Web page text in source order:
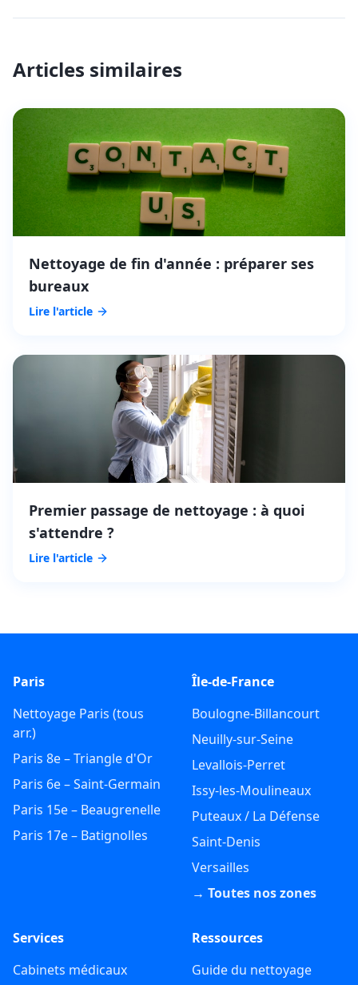
Articles similaires
Nettoyage de fin d'année : préparer ses
bureaux
Lire l'article
Premier passage de nettoyage : à quoi
s'attendre ?
Lire l'article
Paris
Nettoyage Paris (tous
arr.)
Paris 8e – Triangle d'Or
Paris 6e – Saint-Germain
Paris 15e – Beaugrenelle
Paris 17e – Batignolles
Île-de-France
Boulogne-Billancourt
Neuilly-sur-Seine
Levallois-Perret
Issy-les-Moulineaux
Puteaux / La Défense
Saint-Denis
Versailles
→ Toutes nos zones
Services
Cabinets médicaux
Ressources
Guide du nettoyage